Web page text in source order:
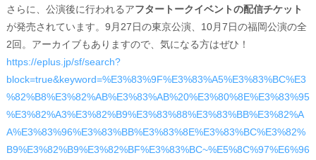
さらに、公演後に行われるアフタートークイベントの配信チケット
が発売されています。9月27日の東京公演、10月7日の福岡公演の全
2回。アーカイブもありますので、気になる方はぜひ！
https://eplus.jp/sf/search?
block=true&keyword=%E3%83%9F%E3%83%A5%E3%83%BC%E3
%82%B8%E3%82%AB%E3%83%AB%20%E3%80%8E%E3%83%95
%E3%82%A3%E3%82%B9%E3%83%88%E3%83%BB%E3%82%A
A%E3%83%96%E3%83%BB%E3%83%8E%E3%83%BC%E3%82%
B9%E3%82%B9%E3%82%BF%E3%83%BC~%E5%8C%97%E6%96